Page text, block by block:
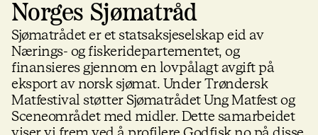
Norges Sjømatråd
Sjømatrådet er et statsaksjeselskap eid av
Nærings- og fiskeridepartementet, og
finansieres gjennom en lovpålagt avgift på
eksport av norsk sjømat. Under Trøndersk
Matfestival støtter Sjømatrådet Ung Matfest og
Sceneområdet med midler. Dette samarbeidet